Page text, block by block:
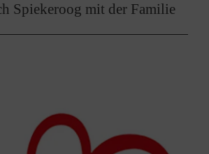
Spiekeroog mit der Familie